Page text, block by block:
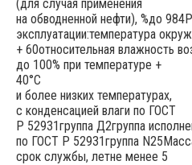
(для случая применения
на обводненной нефти), %до
эксплуатации:температура
+ 60относительная влажность
до 100% при температуре +
40°С
и более низких температурах,
с конденсацией влаги по ГОСТ
Р 52931группа Д2группа
по ГОСТ Р 52931группа
срок службы, летне менее 5